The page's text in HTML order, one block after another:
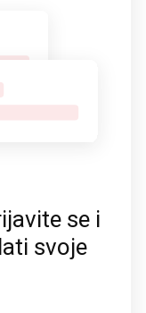
se i
svoje